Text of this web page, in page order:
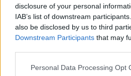
disclosure of your personal
IAB’s list of downstream
also be disclosed by us to third
Downstream Participants that may
Personal Data Processing Opt